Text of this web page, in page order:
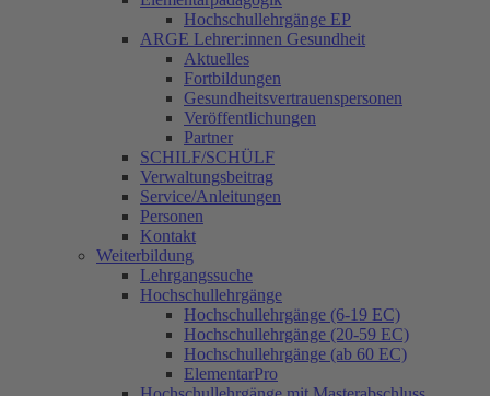
Hochschullehrgänge EP
ARGE Lehrer:innen Gesundheit
Aktuelles
Fortbildungen
Gesundheitsvertrauenspersonen
Veröffentlichungen
Partner
SCHILF/SCHÜLF
Verwaltungsbeitrag
Service/Anleitungen
Personen
Kontakt
Weiterbildung
Lehrgangssuche
Hochschullehrgänge
Hochschullehrgänge (6-19 EC)
Hochschullehrgänge (20-59 EC)
Hochschullehrgänge (ab 60 EC)
ElementarPro